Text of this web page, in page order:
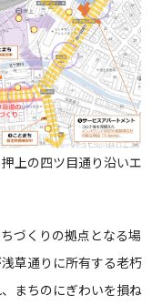
上の四ツ目通り沿いエ
づくりの拠点となる場
草通りに所有する老朽
まちのにぎわいを損ね